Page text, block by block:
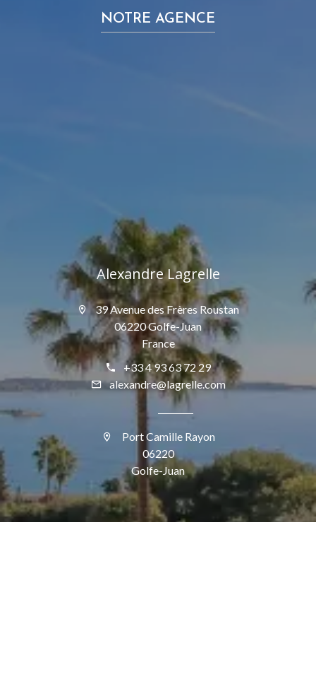
NOTRE AGENCE
Alexandre Lagrelle
39 Avenue des Frères Roustan
06220 Golfe-Juan
France
+33 4 93 63 72 29
alexandre@lagrelle.com
Port Camille Rayon
06220
Golfe-Juan